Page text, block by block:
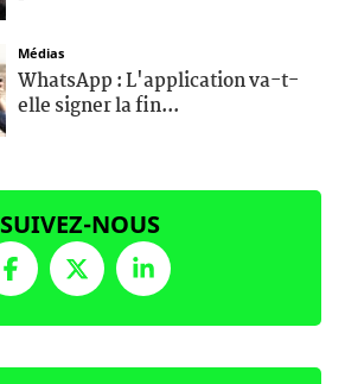
Médias
WhatsApp : L'application va-t-
elle signer la fin...
SUIVEZ-NOUS